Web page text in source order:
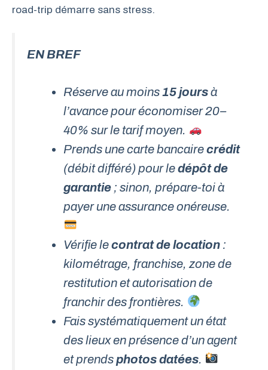
road-trip démarre sans stress.
EN BREF
Réserve au moins15 joursà
l’avance pour économiser 20–
40% sur le tarif moyen.
Prends une carte bancairecrédit
(débit différé) pour ledépôt de
garantie ; sinon, prépare-toi à
payer une assurance onéreuse.
Vérifie lecontrat de location :
kilométrage, franchise, zone de
restitution et autorisation de
franchir des frontières.
Fais systématiquement un état
des lieux en présence d’un agent
et prendsphotos datées.